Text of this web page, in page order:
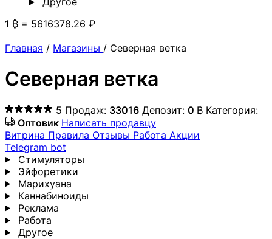
1 ₿ = 5616378.26 ₽
Главная / Магазины / Северная ветка
Северная ветка
5 Продаж: 33016 Депозит: 0 ₿ Категория:
Оптовик Написать продавцу
Витрина Правила Отзывы Работа Акции
Telegram bot
Стимуляторы
Эйфоретики
Марихуана
Каннабиноиды
Реклама
Работа
Другoе